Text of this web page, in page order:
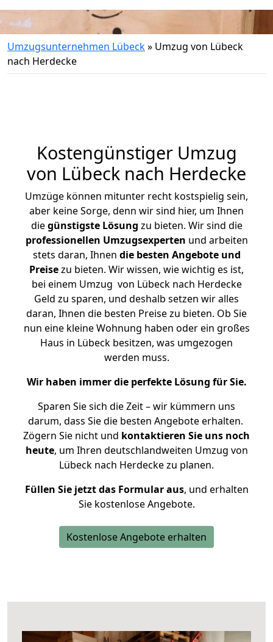
Umzugsunternehmen Lübeck» Umzug von Lübeck
nach Herdecke
Kostengünstiger Umzug
von Lübeck nach Herdecke
Umzüge können mitunter recht kostspielig sein,
aber keine Sorge, denn wir sind hier, um Ihnen
diegünstigste Lösung zu bieten. Wir sind die
professionellen Umzugsexperten und arbeiten
stets daran, Ihnen die besten Angebote und
Preisezu bieten. Wir wissen, wie wichtig es ist,
bei einem Umzug von Lübeck nach Herdecke
Geld zu sparen, und deshalb setzen wir alles
daran, Ihnen die besten Preise zu bieten. Ob Sie
nun eine kleine Wohnung haben oder ein großes
Haus in Lübeck besitzen, was umgezogen
werden muss.
Wir haben immer die perfekte Lösung für Sie.
Sparen Sie sich die Zeit – wir kümmern uns
darum, dass Sie die besten Angebote erhalten.
Zögern Sie nicht und kontaktieren Sie uns noch
heute, um Ihren deutschlandweiten Umzug von
Lübeck nach Herdecke zu planen.
Füllen Sie jetzt das Formular aus, und erhalten
Sie kostenlose Angebote.
Kostenlose Angebote erhalten